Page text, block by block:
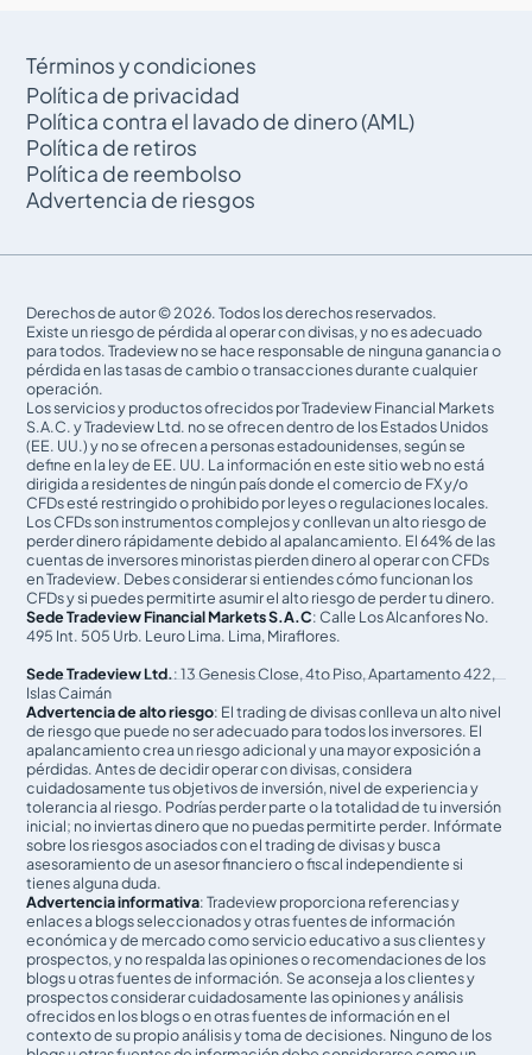
Términos y condiciones
Política de privacidad
Política contra el lavado de dinero (AML)
Política de retiros
Política de reembolso
Advertencia de riesgos
Derechos de autor © 2026. Todos los derechos reservados.
Existe un riesgo de pérdida al operar con divisas, y no es adecuado
para todos. Tradeview no se hace responsable de ninguna ganancia o
pérdida en las tasas de cambio o transacciones durante cualquier
operación.
Los servicios y productos ofrecidos por Tradeview Financial Markets
S.A.C. y Tradeview Ltd. no se ofrecen dentro de los Estados Unidos
(EE. UU.) y no se ofrecen a personas estadounidenses, según se
define en la ley de EE. UU. La información en este sitio web no está
dirigida a residentes de ningún país donde el comercio de FX y/o
CFDs esté restringido o prohibido por leyes o regulaciones locales.
Los CFDs son instrumentos complejos y conllevan un alto riesgo de
perder dinero rápidamente debido al apalancamiento. El 64% de las
cuentas de inversores minoristas pierden dinero al operar con CFDs
en Tradeview. Debes considerar si entiendes cómo funcionan los
CFDs y si puedes permitirte asumir el alto riesgo de perder tu dinero.
Sede Tradeview Financial Markets S.A.C: Calle Los Alcanfores No.
495 Int. 505 Urb. Leuro Lima. Lima, Miraflores.
Sede Tradeview Ltd.: 13 Genesis Close, 4to Piso, Apartamento 422,
Islas Caimán
Advertencia de alto riesgo: El trading de divisas conlleva un alto nivel
de riesgo que puede no ser adecuado para todos los inversores. El
apalancamiento crea un riesgo adicional y una mayor exposición a
pérdidas. Antes de decidir operar con divisas, considera
cuidadosamente tus objetivos de inversión, nivel de experiencia y
tolerancia al riesgo. Podrías perder parte o la totalidad de tu inversión
inicial; no inviertas dinero que no puedas permitirte perder. Infórmate
sobre los riesgos asociados con el trading de divisas y busca
asesoramiento de un asesor financiero o fiscal independiente si
tienes alguna duda.
Advertencia informativa: Tradeview proporciona referencias y
enlaces a blogs seleccionados y otras fuentes de información
económica y de mercado como servicio educativo a sus clientes y
prospectos, y no respalda las opiniones o recomendaciones de los
blogs u otras fuentes de información. Se aconseja a los clientes y
prospectos considerar cuidadosamente las opiniones y análisis
ofrecidos en los blogs o en otras fuentes de información en el
contexto de su propio análisis y toma de decisiones. Ninguno de los